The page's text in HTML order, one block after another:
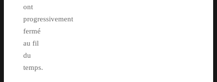
ont
progressivement
fermé
au fil
du
temps.